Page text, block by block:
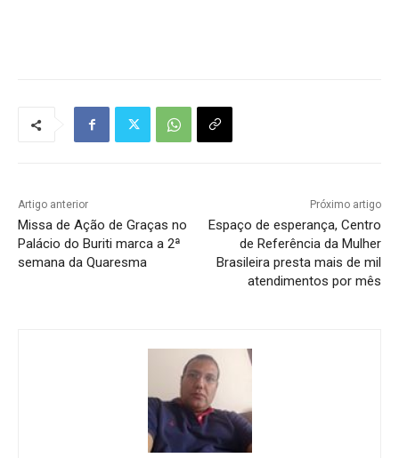
Artigo anterior
Missa de Ação de Graças no
Palácio do Buriti marca a 2ª
semana da Quaresma
Próximo artigo
Espaço de esperança, Centro
de Referência da Mulher
Brasileira presta mais de mil
atendimentos por mês